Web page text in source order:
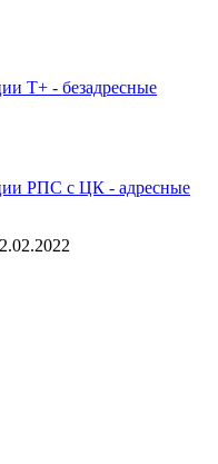
T+ - безадресные
РПС с ЦК - адресные